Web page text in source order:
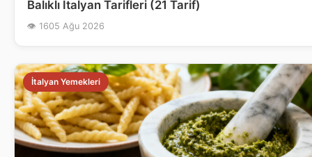
Balıklı İtalyan Tarifleri (21 Tarif)
👁 1605 Ağu 2026
İtalyan Yemekleri